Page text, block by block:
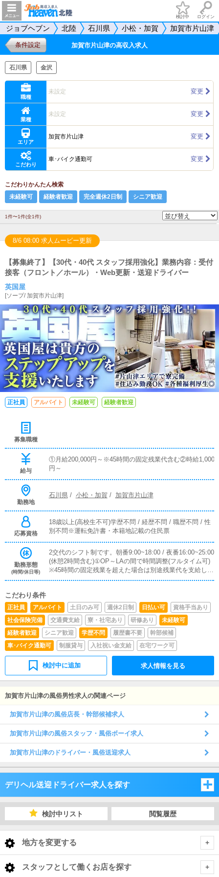
検討中 ログイン
ジョブヘブン 北陸 石川県 小松・加賀 加賀市片山津
条件設定 加賀市片山津の高収入求人
石川県 金沢
職種
未設定 変更
業種
未設定 変更
エリア
加賀市片山津 変更
こだわり
車･バイク通勤可 変更
こだわりかんたん検索
未経験可
経験者歓迎 完全週休2日制 シニア歓迎
1件〜1件(全1件)
8/6 08:00 求人ムービー更新
【募集終了】【30代・40代 スタッフ採用強化】業務内容：受付
接客（フロント／ホール）・Web更新・送迎ドライバー
英国屋
[ソープ/ 加賀市片山津]
正社員 アルバイト 未経験可 経験者歓迎
募集職種
給与
①月給200,000円～※45時間の固定残業代含む②時給1,000
円～
勤務地
石川県/ 小松・加賀 / 加賀市片山津
応募資格
18歳以上(高校生不可)学歴不問 / 経歴不問 / 職歴不問 / 性
別不問※運転免許書・本籍地記載の住民票
勤務形態
(時間/休日等)
2交代のシフト制です。朝番9:00~18:00 / 夜番16:00~25:00
(休憩2時間含む)①OP～LAの間で時間調整(フルタイム可)
※45時間の固定残業を超えた場合は別途残業代を支給しま
す。②朝番or夜番(8時間)③上記以外でもシフト調整可能
こだわり条件
正社員 アルバイト 土日のみ可 週休2日制 日払い可
資格手当あり
社会保険完備
交通費支給 寮・社宅あり 研修あり
未経験可
経験者歓迎
シニア歓迎 学歴不問 履歴書不要
幹部候補
車･バイク通勤可
制服貸与 入社祝い金支給 在宅ワーク可
検討中に追加 求人情報を見る
加賀市片山津の風俗男性求人の関連ページ
加賀市片山津の風俗店長・幹部候補求人
加賀市片山津の風俗スタッフ・風俗ボーイ求人
加賀市片山津のドライバー・風俗送迎求人
デリヘル送迎ドライバー求人を探す
石川県
検討中リスト 閲覧履歴
地方を変更する
< 全国トップ
スタッフとして働くお店を探す